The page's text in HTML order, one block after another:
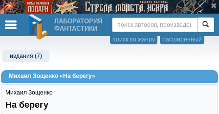
ЛАБОРАТОРИЯ
ФАНТАСТИКИ
расширенный
поиск по жанру
издания (7)
Михаил Зощенко «На берегу»
Михаил Зощенко
На берегу